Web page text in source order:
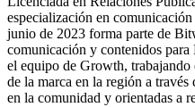
especialización en
junio de 2023 forma parte de
comunicación y contenidos
el equipo de Growth,
de la marca en la región a
en la comunidad y orientadas a